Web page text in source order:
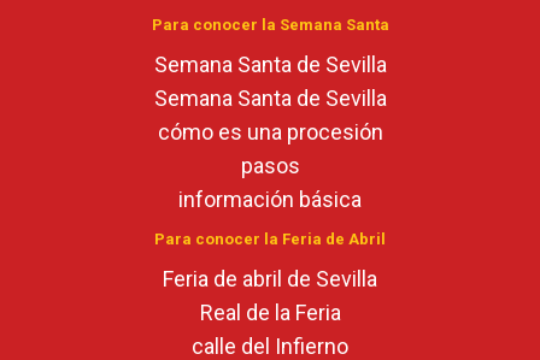
Para conocer la Semana Santa
Semana Santa de Sevilla
Semana Santa de Sevilla
cómo es una procesión
pasos
información básica
Para conocer la Feria de Abril
Feria de abril de Sevilla
Real de la Feria
calle del Infierno